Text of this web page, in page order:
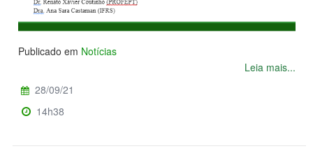
Publicado em Notícias
Leia mais...
28/09/21
14h38